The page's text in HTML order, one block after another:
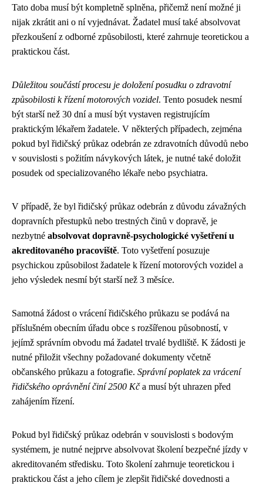
Tato doba musí být kompletně splněna, přičemž není možné ji
nijak zkrátit ani o ní vyjednávat. Žadatel musí také absolvovat
přezkoušení z odborné způsobilosti, které zahrnuje teoretickou a
praktickou část.
Důležitou součástí procesu je doložení posudku o zdravotní
způsobilosti k řízení motorových vozidel. Tento posudek nesmí
být starší než 30 dní a musí být vystaven registrujícím
praktickým lékařem žadatele. V některých případech, zejména
pokud byl řidičský průkaz odebrán ze zdravotních důvodů nebo
v souvislosti s požitím návykových látek, je nutné také doložit
posudek od specializovaného lékaře nebo psychiatra.
V případě, že byl řidičský průkaz odebrán z důvodu závažných
dopravních přestupků nebo trestných činů v dopravě, je
nezbytné absolvovat dopravně-psychologické vyšetření u
akreditovaného pracoviště. Toto vyšetření posuzuje
psychickou způsobilost žadatele k řízení motorových vozidel a
jeho výsledek nesmí být starší než 3 měsíce.
Samotná žádost o vrácení řidičského průkazu se podává na
příslušném obecním úřadu obce s rozšířenou působností, v
jejímž správním obvodu má žadatel trvalé bydliště. K žádosti je
nutné přiložit všechny požadované dokumenty včetně
občanského průkazu a fotografie. Správní poplatek za vrácení
řidičského oprávnění činí 2500 Kča musí být uhrazen před
zahájením řízení.
Pokud byl řidičský průkaz odebrán v souvislosti s bodovým
systémem, je nutné nejprve absolvovat školení bezpečné jízdy v
akreditovaném středisku. Toto školení zahrnuje teoretickou i
praktickou část a jeho cílem je zlepšit řidičské dovednosti a